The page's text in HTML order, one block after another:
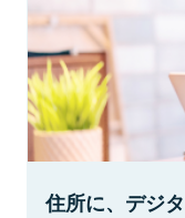
住所に、デジ